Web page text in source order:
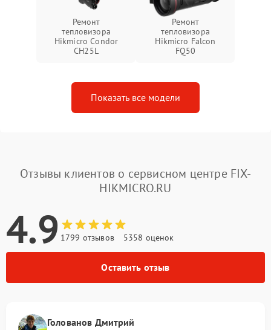
Ремонт
тепловизора
Hikmicro Condor
CH25L
Ремонт
тепловизора
Hikmicro Falcon
FQ50
Показать все модели
Отзывы клиентов о сервисном центре FIX-
HIKMICRO.RU
4.9 1799 отзывов 5358 оценок
Оставить отзыв
Голованов Дмитрий